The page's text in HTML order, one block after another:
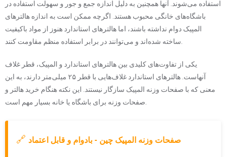
استفاده می‌شوند. آنها همچنین به دلیل اندازه جمع و جور و سهولت استفاده در
باشگاه‌های خانگی محبوب هستند. اگرچه ممکن است به اندازه هالترهای
المپیک دوام نداشته باشند، اما هالترهای استاندارد هنوز از مواد باکیفیت
یکی از تفاوت‌های کلیدی بین هالترهای استاندارد و المپیک، قطر غلاف
آنهاست. هالترهای استاندارد غلاف‌هایی با قطر ۲۵ میلی‌متر دارند، به این
معنی که با صفحات وزنه المپیک سازگار نیستند. این نکته هنگام خرید هالتر و
🔗 صفحات وزنه المپیک چین - بادوام و قابل اعتماد